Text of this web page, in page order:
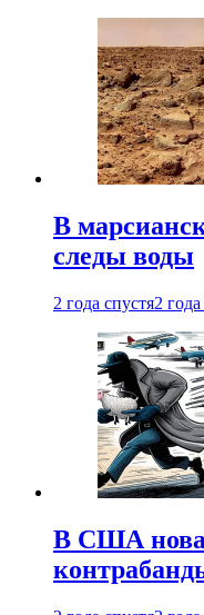
В
следы воды
2 года спустя2
В США